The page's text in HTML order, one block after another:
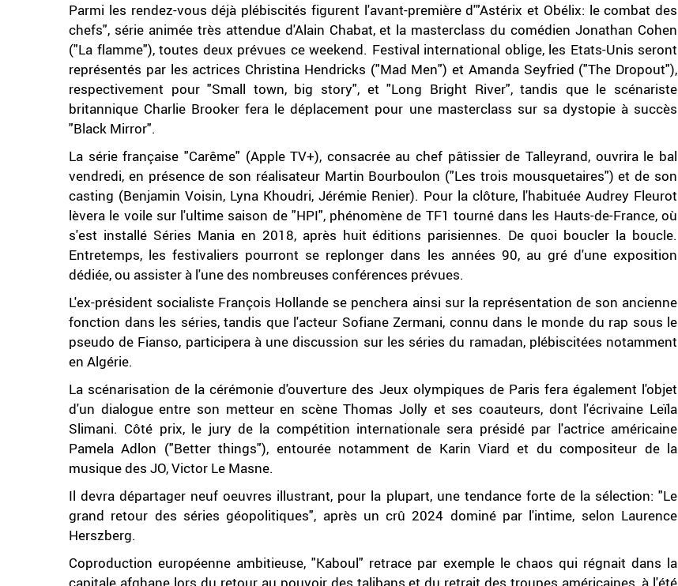
Parmi les rendez-vous déjà plébiscités figurent l'avant-première d'"Astérix et Obélix: le combat des
chefs", série animée très attendue d'Alain Chabat, et la masterclass du comédien Jonathan Cohen
("La flamme"), toutes deux prévues ce weekend. Festival international oblige, les Etats-Unis seront
représentés par les actrices Christina Hendricks ("Mad Men") et Amanda Seyfried ("The Dropout"),
respectivement pour "Small town, big story", et "Long Bright River", tandis que le scénariste
britannique Charlie Brooker fera le déplacement pour une masterclass sur sa dystopie à succès
"Black Mirror".
La série française "Carême" (Apple TV+), consacrée au chef pâtissier de Talleyrand, ouvrira le bal
vendredi, en présence de son réalisateur Martin Bourboulon ("Les trois mousquetaires") et de son
casting (Benjamin Voisin, Lyna Khoudri, Jérémie Renier). Pour la clôture, l'habituée Audrey Fleurot
lèvera le voile sur l'ultime saison de "HPI", phénomène de TF1 tourné dans les Hauts-de-France, où
s'est installé Séries Mania en 2018, après huit éditions parisiennes. De quoi boucler la boucle.
Entretemps, les festivaliers pourront se replonger dans les années 90, au gré d'une exposition
dédiée, ou assister à l'une des nombreuses conférences prévues.
L'ex-président socialiste François Hollande se penchera ainsi sur la représentation de son ancienne
fonction dans les séries, tandis que l'acteur Sofiane Zermani, connu dans le monde du rap sous le
pseudo de Fianso, participera à une discussion sur les séries du ramadan, plébiscitées notamment
en Algérie.
La scénarisation de la cérémonie d'ouverture des Jeux olympiques de Paris fera également l'objet
d'un dialogue entre son metteur en scène Thomas Jolly et ses coauteurs, dont l'écrivaine Leïla
Slimani. Côté prix, le jury de la compétition internationale sera présidé par l'actrice américaine
Pamela Adlon ("Better things"), entourée notamment de Karin Viard et du compositeur de la
musique des JO, Victor Le Masne.
Il devra départager neuf oeuvres illustrant, pour la plupart, une tendance forte de la sélection: "Le
grand retour des séries géopolitiques", après un crû 2024 dominé par l'intime, selon Laurence
Herszberg.
Coproduction européenne ambitieuse, "Kaboul" retrace par exemple le chaos qui régnait dans la